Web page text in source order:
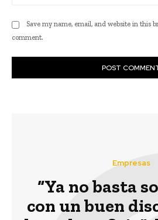
Save my name, email, and website in this
comment.